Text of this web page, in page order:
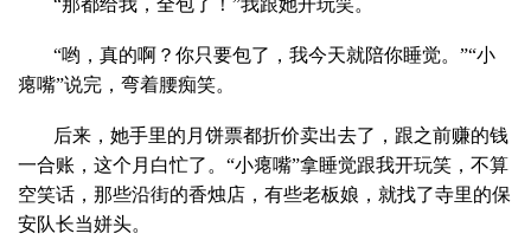
“哟，真的啊？你只要包了，我今天就陪你睡觉。”“小
瘪嘴”说完，弯着腰痴笑。
后来，她手里的月饼票都折价卖出去了，跟之前赚的钱
一合账，这个月白忙了。“小瘪嘴”拿睡觉跟我开玩笑，不算
空笑话，那些沿街的香烛店，有些老板娘，就找了寺里的保
安队长当姘头。